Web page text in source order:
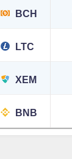
BCH
LTC
XEM
BNB